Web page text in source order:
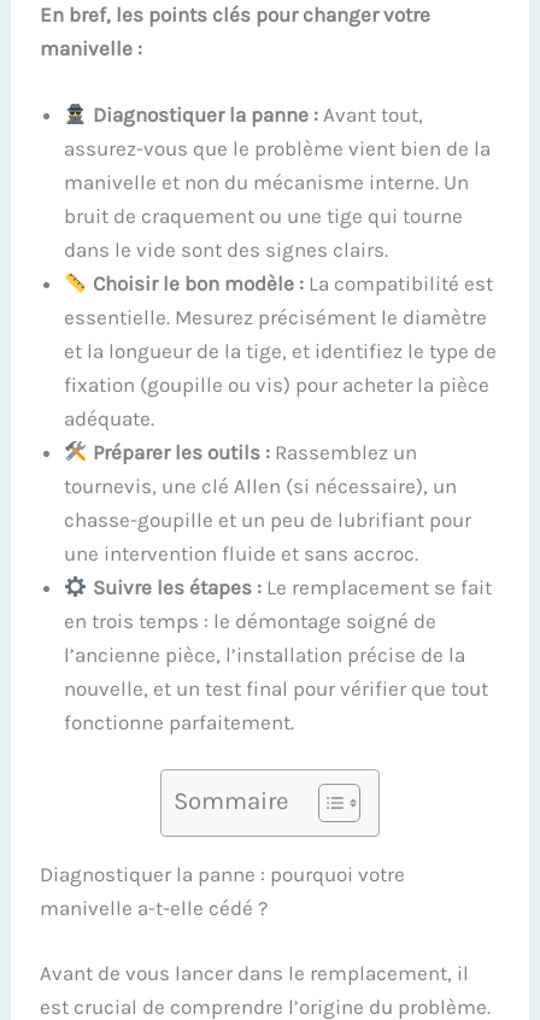
En bref, les points clés pour changer votre
manivelle :
Diagnostiquer la panne :Avant tout,
assurez-vous que le problème vient bien de la
manivelle et non du mécanisme interne. Un
bruit de craquement ou une tige qui tourne
dans le vide sont des signes clairs.
Choisir le bon modèle :La compatibilité est
essentielle. Mesurez précisément le diamètre
et la longueur de la tige, et identifiez le type de
fixation (goupille ou vis) pour acheter la pièce
adéquate.
Préparer les outils :Rassemblez un
tournevis, une clé Allen (si nécessaire), un
chasse-goupille et un peu de lubrifiant pour
une intervention fluide et sans accroc.
Suivre les étapes :Le remplacement se fait
en trois temps : le démontage soigné de
l’ancienne pièce, l’installation précise de la
nouvelle, et un test final pour vérifier que tout
fonctionne parfaitement.
Sommaire
Diagnostiquer la panne : pourquoi votre
manivelle a-t-elle cédé ?
Avant de vous lancer dans le remplacement, il
est crucial de comprendre l’origine du problème.